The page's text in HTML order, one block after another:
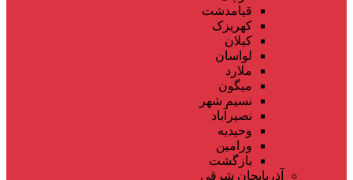
قیامدشت
کهریزک
کیلان
لواسان
ملارد
میگون
نسیم شهر
نصیرآباد
وحیدیه
ورامین
بازگشت
آذربایجان شرقی